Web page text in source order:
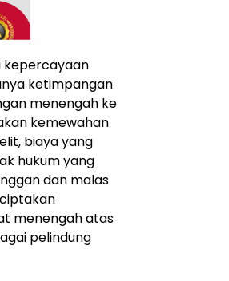
kepercayaan
ketimpangan
menengah ke
kemewahan
biaya yang
hukum yang
dan malas
menengah atas
pelindung